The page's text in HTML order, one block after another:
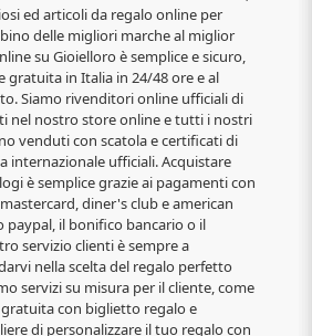
ed articoli da regalo online per
delle migliori marche al miglior
su Gioielloro è semplice e sicuro,
gratuita in Italia in 24/48 ore e al
Siamo rivenditori online ufficiali di
nel nostro store online e tutti i nostri
venduti con scatola e certificati di
internazionale ufficiali. Acquistare
è semplice grazie ai pagamenti con
diner's club e american
paypal, il bonifico bancario o il
servizio clienti è sempre a
nella scelta del regalo perfetto
servizi su misura per il cliente, come
con biglietto regalo e
di personalizzare il tuo regalo con